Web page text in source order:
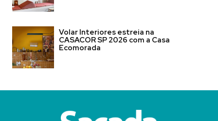
Volar Interiores estreia na
CASACOR SP 2026 com a Casa
Ecomorada